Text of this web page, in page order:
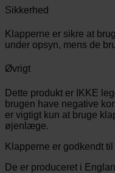
Sikkerhed
Klapperne er sikre at
under opsyn, mens de
Øvrigt
Dette produkt er IKKE
brugen have negative
er vigtigt kun at bruge
øjenlæge.
Klapperne er godkendt
De er produceret i